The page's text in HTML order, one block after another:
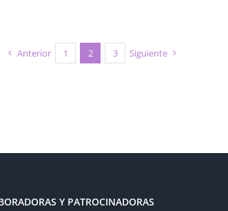
José
Luis
Anterior 1 2 3 Siguiente
Y PATROCINADORAS